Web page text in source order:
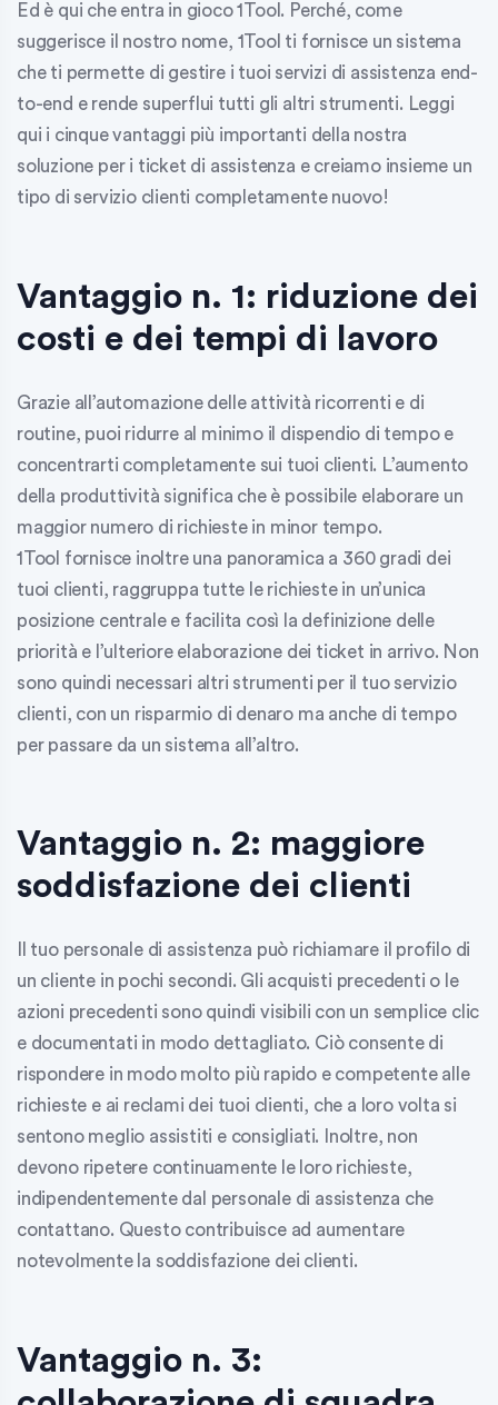
Ed è qui che entra in gioco 1Tool. Perché, come
suggerisce il nostro nome, 1Tool ti fornisce un sistema
che ti permette di gestire i tuoi servizi di assistenza end-
to-end e rende superflui tutti gli altri strumenti. Leggi
qui i cinque vantaggi più importanti della nostra
soluzione per i ticket di assistenza e creiamo insieme un
tipo di servizio clienti completamente nuovo!
Vantaggio n. 1: riduzione dei
costi e dei tempi di lavoro
Grazie all’automazione delle attività ricorrenti e di
routine, puoi ridurre al minimo il dispendio di tempo e
concentrarti completamente sui tuoi clienti. L’aumento
della produttività significa che è possibile elaborare un
maggior numero di richieste in minor tempo.
1Tool fornisce inoltre una panoramica a 360 gradi dei
tuoi clienti, raggruppa tutte le richieste in un’unica
posizione centrale e facilita così la definizione delle
priorità e l’ulteriore elaborazione dei ticket in arrivo. Non
sono quindi necessari altri strumenti per il tuo servizio
clienti, con un risparmio di denaro ma anche di tempo
per passare da un sistema all’altro.
Vantaggio n. 2: maggiore
soddisfazione dei clienti
Il tuo personale di assistenza può richiamare il profilo di
un cliente in pochi secondi. Gli acquisti precedenti o le
azioni precedenti sono quindi visibili con un semplice clic
e documentati in modo dettagliato. Ciò consente di
rispondere in modo molto più rapido e competente alle
richieste e ai reclami dei tuoi clienti, che a loro volta si
sentono meglio assistiti e consigliati. Inoltre, non
devono ripetere continuamente le loro richieste,
indipendentemente dal personale di assistenza che
contattano. Questo contribuisce ad aumentare
notevolmente la soddisfazione dei clienti.
Vantaggio n. 3: